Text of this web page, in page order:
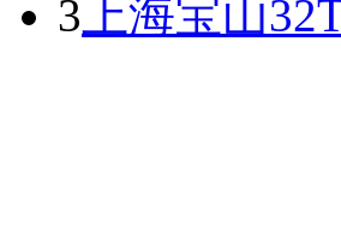
3 上海宝山